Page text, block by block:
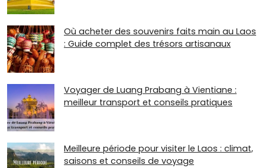
Où acheter des souvenirs faits main au Laos
: Guide complet des trésors artisanaux
Voyager de Luang Prabang à Vientiane :
meilleur transport et conseils pratiques
Meilleure période pour visiter le Laos : climat,
saisons et conseils de voyage